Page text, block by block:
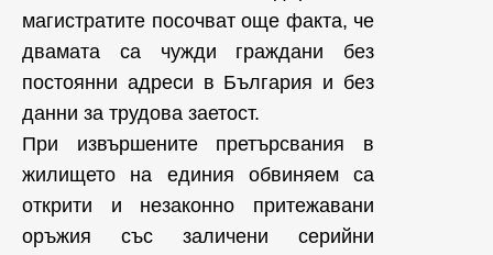
магистратите посочват още факта, че
двамата са чужди граждани без
постоянни адреси в България и без
данни за трудова заетост.
При извършените претърсвания в
жилището на единия обвиняем са
открити и незаконно притежавани
оръжия със заличени серийни